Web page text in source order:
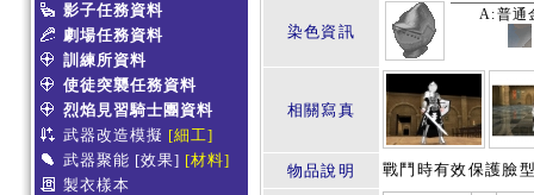
影子任務資料
劇場任務資料
訓練所資料
使徒突襲任務資料
烈焰見習騎士團資料
武器改造模擬 [細工]
武器聚能 [效果] [材料]
製衣樣本
染色資訊
A:普通
相關寫真
物品說明 戰鬥時有效保護臉